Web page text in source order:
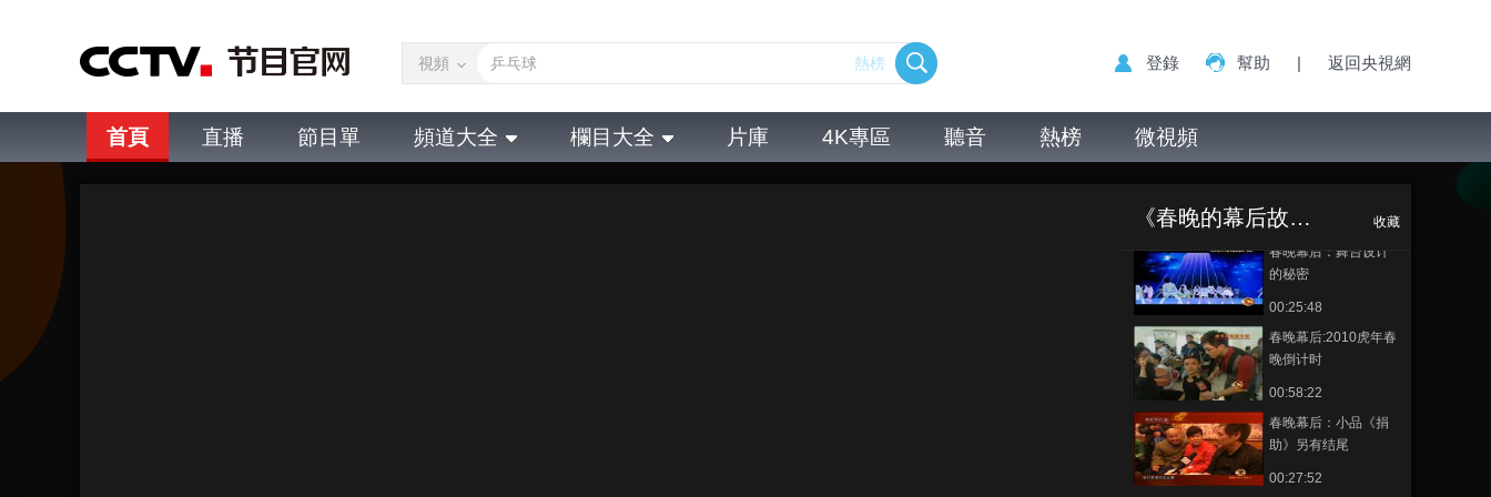
視頻 熱榜 登錄 幫助 | 返回央視網
首頁 直播 節目單 頻道大全 欄目大全 片庫 4K專區 聽音 熱榜 微視頻
《春晚的幕后故事》 收藏
春晚幕后：黄宏一年
00:24:34
春晚幕后：舞台设计
的秘密
00:25:48
春晚幕后:2010虎年春
晚倒计时
00:58:22
春晚幕后：小品《捐
助》另有结尾
00:27:52